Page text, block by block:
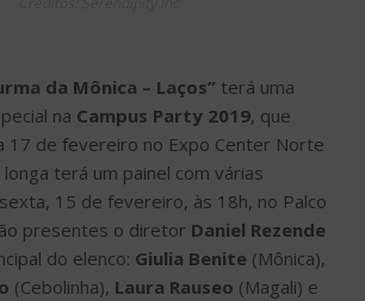
da Mônica – Laços” terá uma
na Campus Party 2019, que
17 de fevereiro no Expo Center Norte
longa terá um painel com várias
15 de fevereiro, às 18h, no Palco
presentes o diretor Daniel Rezende
do elenco: Giulia Benite (Mônica),
(Cebolinha), Laura Rauseo (Magali) e